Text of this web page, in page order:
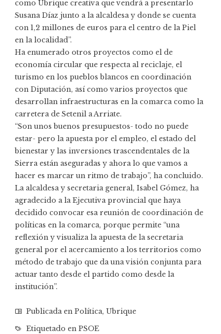
como Ubrique creativa que vendrá a presentarlo
Susana Díaz junto a la alcaldesa y donde se cuenta
con 1,2 millones de euros para el centro de la Piel
en la localidad”.
Ha enumerado otros proyectos como el de
economía circular que respecta al reciclaje, el
turismo en los pueblos blancos en coordinación
con Diputación, así como varios proyectos que
desarrollan infraestructuras en la comarca como la
carretera de Setenil a Arriate.
“Son unos buenos presupuestos- todo no puede
estar- pero la apuesta por el empleo, el estado del
bienestar y las inversiones trascendentales de la
Sierra están aseguradas y ahora lo que vamos a
hacer es marcar un ritmo de trabajo”, ha concluido.
La alcaldesa y secretaria general, Isabel Gómez, ha
agradecido a la Ejecutiva provincial que haya
decidido convocar esa reunión de coordinación de
políticas en la comarca, porque permite “una
reflexión y visualiza la apuesta de la secretaria
general por el acercamiento a los territorios como
método de trabajo que da una visión conjunta para
actuar tanto desde el partido como desde la
institución”.
Publicada en Política, Ubrique
Etiquetado en PSOE